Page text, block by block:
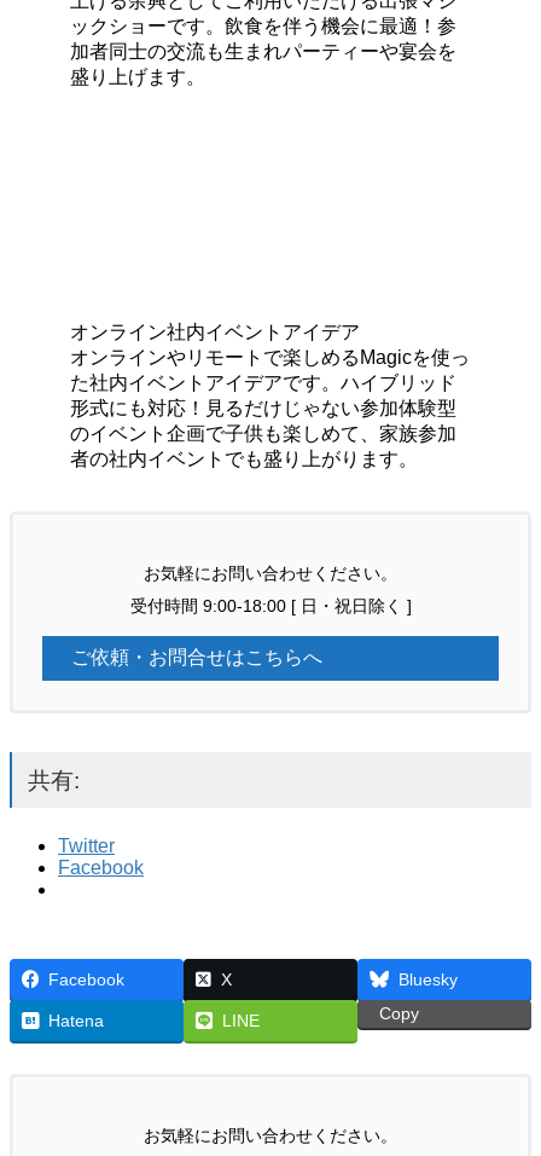
ックショーです。飲食を伴う機会に最適！参
加者同士の交流も生まれパーティーや宴会を
盛り上げます。
オンライン社内イベントアイデア
オンラインやリモートで楽しめるMagicを使っ
た社内イベントアイデアです。ハイブリッド
形式にも対応！見るだけじゃない参加体験型
のイベント企画で子供も楽しめて、家族参加
者の社内イベントでも盛り上がります。
お気軽にお問い合わせください。
受付時間 9:00-18:00 [ 日・祝日除く ]
ご依頼・お問合せはこちらへ
共有:
Twitter
Facebook
Facebook X Bluesky
Hatena LINE Copy
お気軽にお問い合わせください。